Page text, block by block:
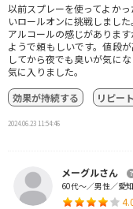
以前スプレーを使ってよか
いロールオンに挑戦しました。
アルコールの感じがありま
ようで頼もしいです。値段
してから夜でも臭いが気に
気に入りました。
効果が持続する
リピー
2024.06.23 11:54:46
メーグルさん
60代～／男性／愛